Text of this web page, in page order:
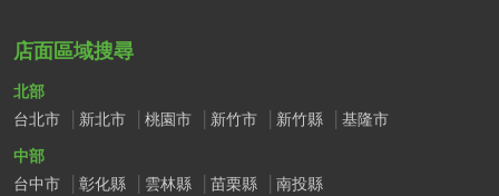
店面區域搜尋
北部
台北市
新北市 桃園市 新竹市 新竹縣
基隆市
中部
台中市
彰化縣 雲林縣 苗栗縣
南投縣